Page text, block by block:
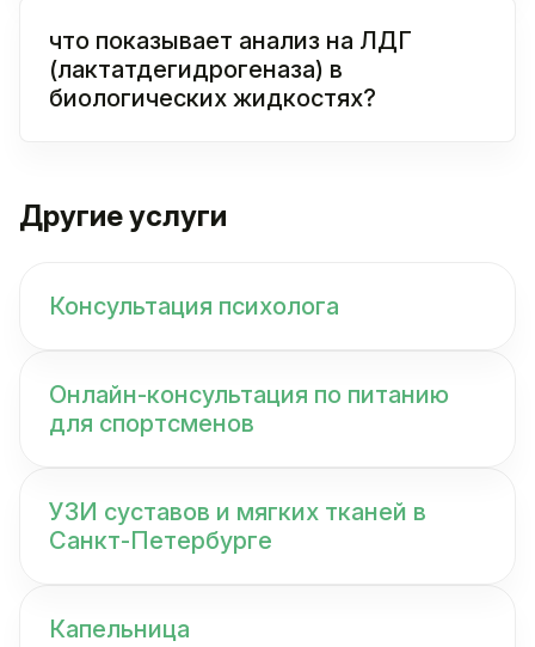
что показывает анализ на ЛДГ
(лактатдегидрогеназа) в
биологических жидкостях?
Другие услуги
Консультация психолога
Онлайн-консультация по питанию
для спортсменов
УЗИ суставов и мягких тканей в
Санкт-Петербурге
Капельница